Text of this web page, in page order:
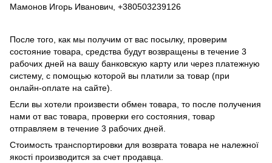
Мамонов Игорь Иванович, +380503239126
После того, как мы получим от вас посылку, проверим
состояние товара, средства будут возвращены в течение 3
рабочих дней на вашу банковскую карту или через платежную
систему, с помощью которой вы платили за товар (при
онлайн-оплате на сайте).
Если вы хотели произвести обмен товара, то после получения
нами от вас товара, проверки его состояния, товар
отправляем в течение 3 рабочих дней.
Стоимость транспортировки для возврата товара не належної
якості производится за счет продавца.